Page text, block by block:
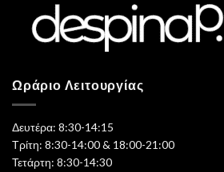
Ωράριο Λειτουργίας
Δευτέρα: 8:30-14:15
Τρίτη: 8:30-14:00 & 18:00-21:00
Τετάρτη: 8:30-14:30